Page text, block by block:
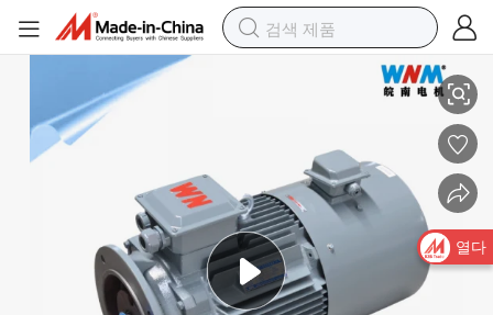
팬 모터 가격 0.18~200kw Yvfej-80m1-4 0.55kw
Yvfej 삼상 AC 유도 전기 다속도 제어 주파수 가변 5~100Hz 전자기 브레
열다